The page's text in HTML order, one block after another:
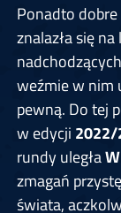
Ponadto
znalazła się
weźmie w nim
pewną. Do tej
w edycji
rundy uległa
zmagań
świata,